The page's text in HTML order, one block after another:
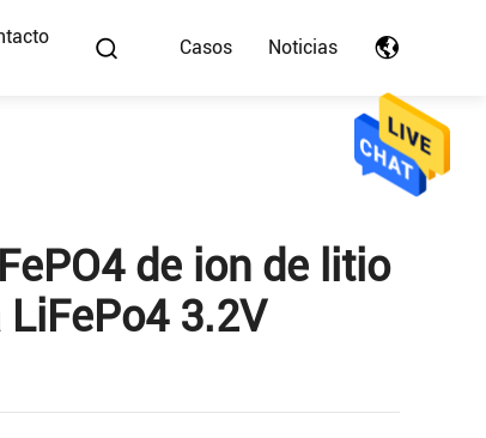
Casos Noticias
de ion de litio
3.2V